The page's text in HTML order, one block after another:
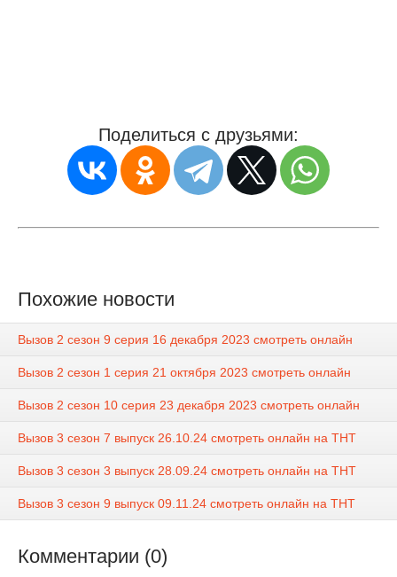
Поделиться с друзьями:
Похожие новости
Вызов 2 сезон 9 серия 16 декабря 2023 смотреть онлайн
Вызов 2 сезон 1 серия 21 октября 2023 смотреть онлайн
Вызов 2 сезон 10 серия 23 декабря 2023 смотреть онлайн
Вызов 3 сезон 7 выпуск 26.10.24 смотреть онлайн на ТНТ
Вызов 3 сезон 3 выпуск 28.09.24 смотреть онлайн на ТНТ
Вызов 3 сезон 9 выпуск 09.11.24 смотреть онлайн на ТНТ
Комментарии (0)